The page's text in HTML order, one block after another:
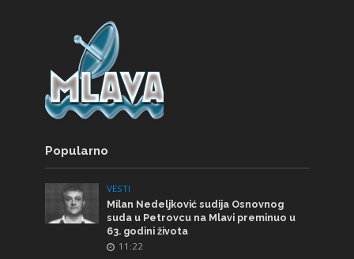
Popularno
VESTI
Milan Nedeljković sudija Osnovnog
suda u Petrovcu na Mlavi preminuo u
63. godini života
11:22